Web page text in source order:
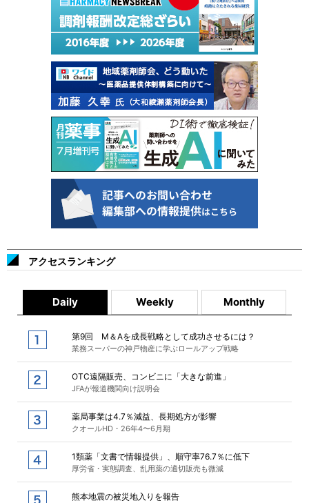
アクセスランキング
Daily Weekly Monthly
第9回 M＆Aを成長戦略として成功させるには？
業務スーパーの神戸物産に学ぶロールアップ戦略
OTC遠隔販売、コンビニに「大きな前進」
JFAが報道機関向け説明会
薬局事業は4.7％減益、長期処方が影響
クオールHD・26年4〜6月期
1類薬「文書で情報提供」、順守率76.7％に低下
厚労省・実態調査、乱用薬の適切販売も微減
熊本地震の被災地入りを報告